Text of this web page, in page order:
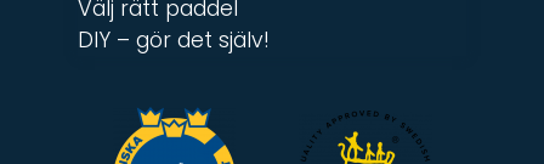
Välj rätt paddel
DIY – gör det själv!